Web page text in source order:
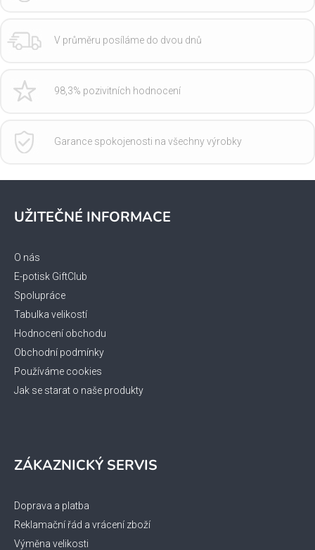
V průměru posíláme do dvou dnů
98,3% pozivitních hodnocení
Garance spokojenosti na všechny výrobky
UŽITEČNÉ INFORMACE
O nás
E-potisk GiftClub
Spolupráce
Tabulka velikostí
Hodnocení obchodu
Obchodní podmínky
Používáme cookies
Jak se starat o naše produkty
ZÁKAZNICKÝ SERVIS
Doprava a platba
Reklamační řád a vrácení zboží
Výměna velikosti